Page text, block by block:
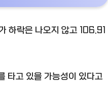
하락은 나오지 않고 106.91
타고 있을 가능성이 있다고